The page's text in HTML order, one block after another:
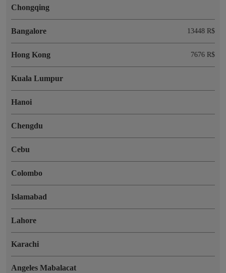
Chongqing
Bangalore 13448 R$
Hong Kong 7676 R$
Kuala Lumpur
Hanoi
Chengdu
Cebu
Colombo
Islamabad
Lahore
Karachi
Angeles Mabalacat